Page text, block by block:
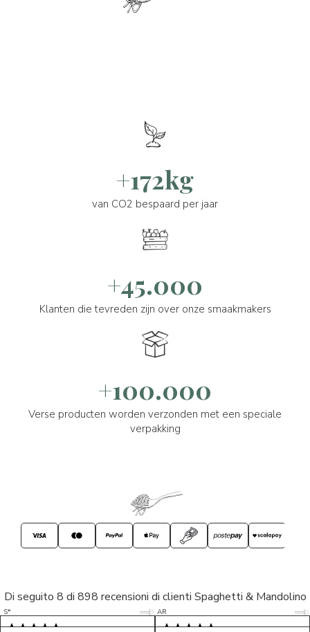
+172kg
van CO2 bespaard per jaar
+45.000
Klanten die tevreden zijn over onze smaakmakers
+100.000
Verse producten worden verzonden met een speciale
verpakking
Di seguito 8 di 898 recensioni di clienti Spaghetti & Mandolino
S* 5/5
LP 5/5
AR 5/5
D* 5/5